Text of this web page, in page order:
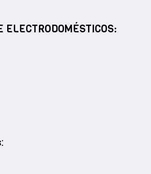
ELECTRODOMÉSTICOS: